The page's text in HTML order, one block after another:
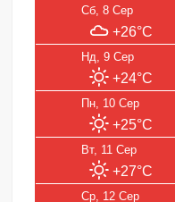
Сб, 8 Сер
+26°C
Нд, 9 Сер
+24°C
Пн, 10 Сер
+25°C
Вт, 11 Сер
+27°C
Ср, 12 Сер